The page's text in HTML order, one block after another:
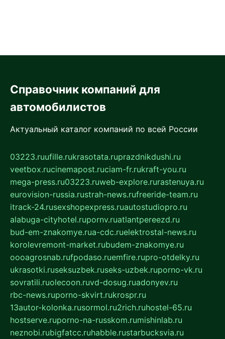
Справочник компаний для
автомобилистов
Актуальный каталог компаний по всей России
03223.ruufille.rukrasotata.ruprazdnikdushi.ru
veetbox.rucinemapost.ruciam-fr.rukraft-you.ru
mega-press.ru03223.ruweb-explore.rurastenuya.ru
eurovision-russia.rustrah-news.rufreeride-team.ru
itrack-24.rusexshopexpress.ruautostudiopro.ru
alabuga-cityhotel.rupornv.ruatlantpereezd.ru
bud-em-znakomye.rua-cdc.ruelektrostal-news.ru
korolevremont-market.rubudem-znakomye.ru
oooagrosnab.rufpodaso.ruemfire.rupro-otdelky.ru
ukrasotki.ruseksuzbek.ruseks-uzbek.ruporno-vk.ru
sovratili.ruolecoon.ruvd-dosug.ruadonyev.ru
rbc-news.ruporno-skvirt.rukrospr.ru
13autor-kolonka.rusormol.ru2rich.ruhostel-65.ru
hostserve.ruporno-na-russkom.rumishinlab.ru
neznobi.rubigfatcc.ruhabble.rustarbucksvia.ru